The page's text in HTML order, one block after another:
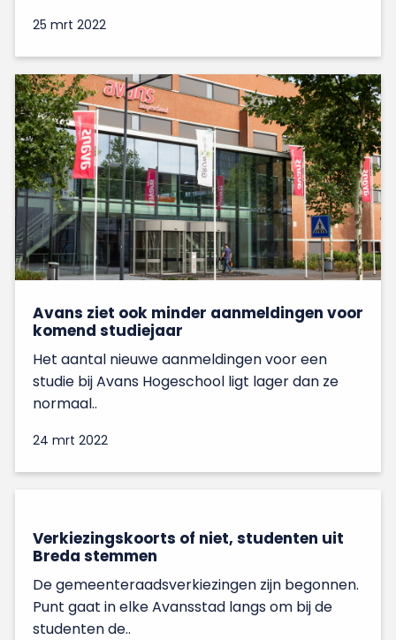
25 mrt 2022
Avans ziet ook minder aanmeldingen voor
komend studiejaar
Het aantal nieuwe aanmeldingen voor een
studie bij Avans Hogeschool ligt lager dan ze
normaal..
24 mrt 2022
Verkiezingskoorts of niet, studenten uit
Breda stemmen
De gemeenteraadsverkiezingen zijn begonnen.
Punt gaat in elke Avansstad langs om bij de
studenten de..